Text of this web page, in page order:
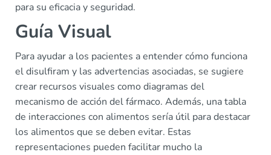
para su eficacia y seguridad.
Guía Visual
Para ayudar a los pacientes a entender cómo funciona
el disulfiram y las advertencias asociadas, se sugiere
crear recursos visuales como diagramas del
mecanismo de acción del fármaco. Además, una tabla
de interacciones con alimentos sería útil para destacar
los alimentos que se deben evitar. Estas
representaciones pueden facilitar mucho la